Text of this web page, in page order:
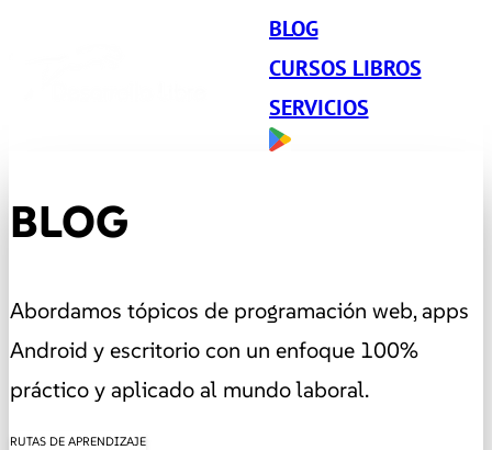
BLOG
CURSOS LIBROS
SERVICIOS
BLOG
Abordamos tópicos de programación web, apps
Android y escritorio con un enfoque 100%
práctico y aplicado al mundo laboral.
RUTAS DE APRENDIZAJE